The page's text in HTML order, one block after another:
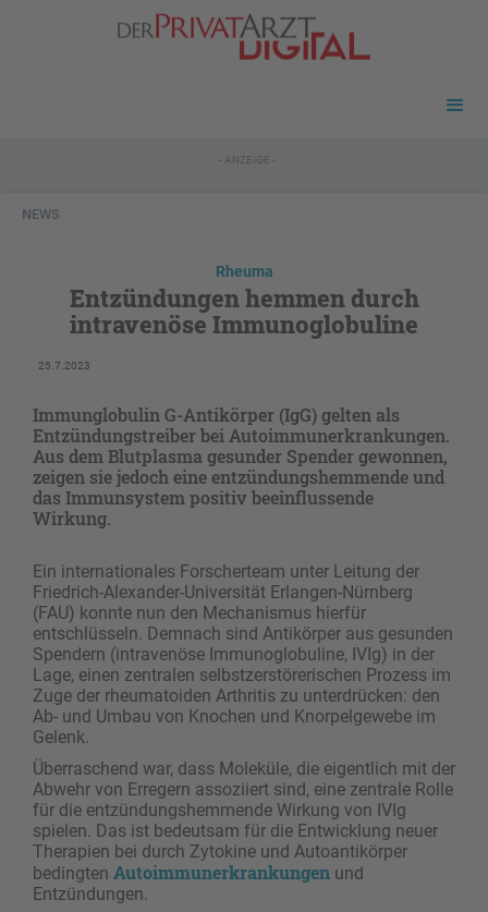
- ANZEIGE -
NEWS
Rheuma
Entzündungen hemmen durch
intravenöse Immunoglobuline
25.7.2023
Immunglobulin G-Antikörper (IgG) gelten als
Entzündungstreiber bei Autoimmunerkrankungen.
Aus dem Blutplasma gesunder Spender gewonnen,
zeigen sie jedoch eine entzündungshemmende und
das Immunsystem positiv beeinflussende
Wirkung.
Ein internationales Forscherteam unter Leitung der
Friedrich-Alexander-Universität Erlangen-Nürnberg
(FAU) konnte nun den Mechanismus hierfür
entschlüsseln. Demnach sind Antikörper aus gesunden
Spendern (intravenöse Immunoglobuline, IVIg) in der
Lage, einen zentralen selbstzerstörerischen Prozess im
Zuge der rheumatoiden Arthritis zu unterdrücken: den
Ab- und Umbau von Knochen und Knorpelgewebe im
Gelenk.
Überraschend war, dass Moleküle, die eigentlich mit der
Abwehr von Erregern assoziiert sind, eine zentrale Rolle
für die entzündungshemmende Wirkung von IVIg
spielen. Das ist bedeutsam für die Entwicklung neuer
Therapien bei durch Zytokine und Autoantikörper
bedingten Autoimmunerkrankungen und
Entzündungen.